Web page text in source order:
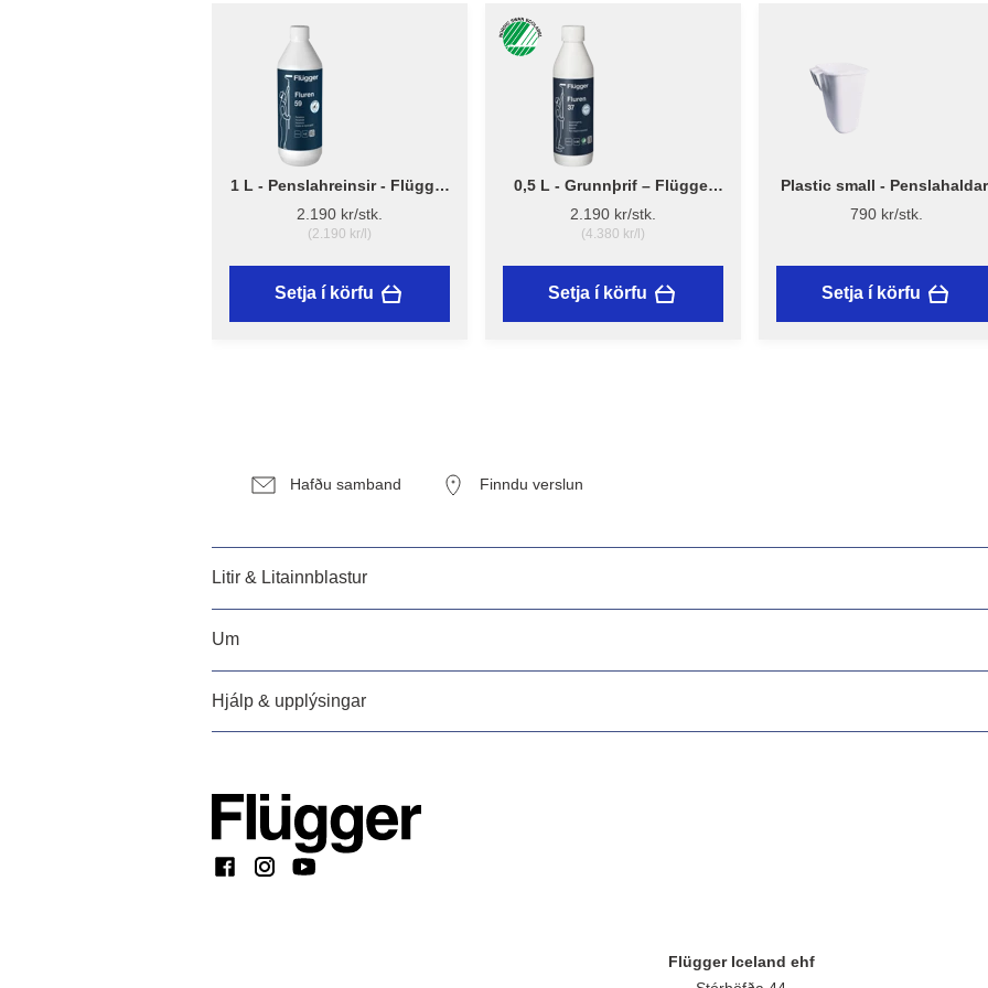
1 L - Penslahreinsir - Flügger
Fluren 59
2.190 kr/stk.
(2.190 kr/l)
Setja í körfu
0,5 L - Grunnþrif – Flügger
Fluren 37
2.190 kr/stk.
(4.380 kr/l)
Setja í körfu
Plastic small -
790 kr/stk.
Setja í körfu
Hafðu samband Finndu verslun
Litir & Litainnblastur
Um
Hjálp & upplýsingar
Flügger Iceland ehf